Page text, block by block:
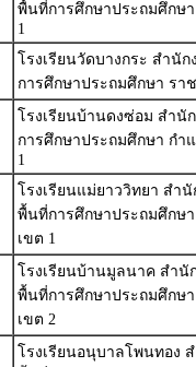
พื้นที่การศึกษาประถมศึกษ
1
โรงเรียนวัดบางกระ สำนั
การศึกษาประถมศึกษา รา
โรงเรียนบ้านดงซ่อม สำนั
การศึกษาประถมศึกษา กำ
1
โรงเรียนแม่ยาววิทยา สำ
พื้นที่การศึกษาประถมศึกษา
เขต 1
โรงเรียนบ้านมูลนาค สำนั
พื้นที่การศึกษาประถมศึกษ
เขต 2
โรงเรียนอนุบาลโพนทอง